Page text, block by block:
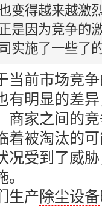
变得越来越激
是因为竞争的
实施了一些了
当前市场竞
有明显的差
商家之间的
着被淘汰的
况受到了威
。
生产除尘设备